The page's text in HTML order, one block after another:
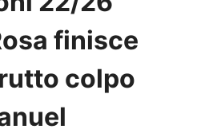
finisce
colpo